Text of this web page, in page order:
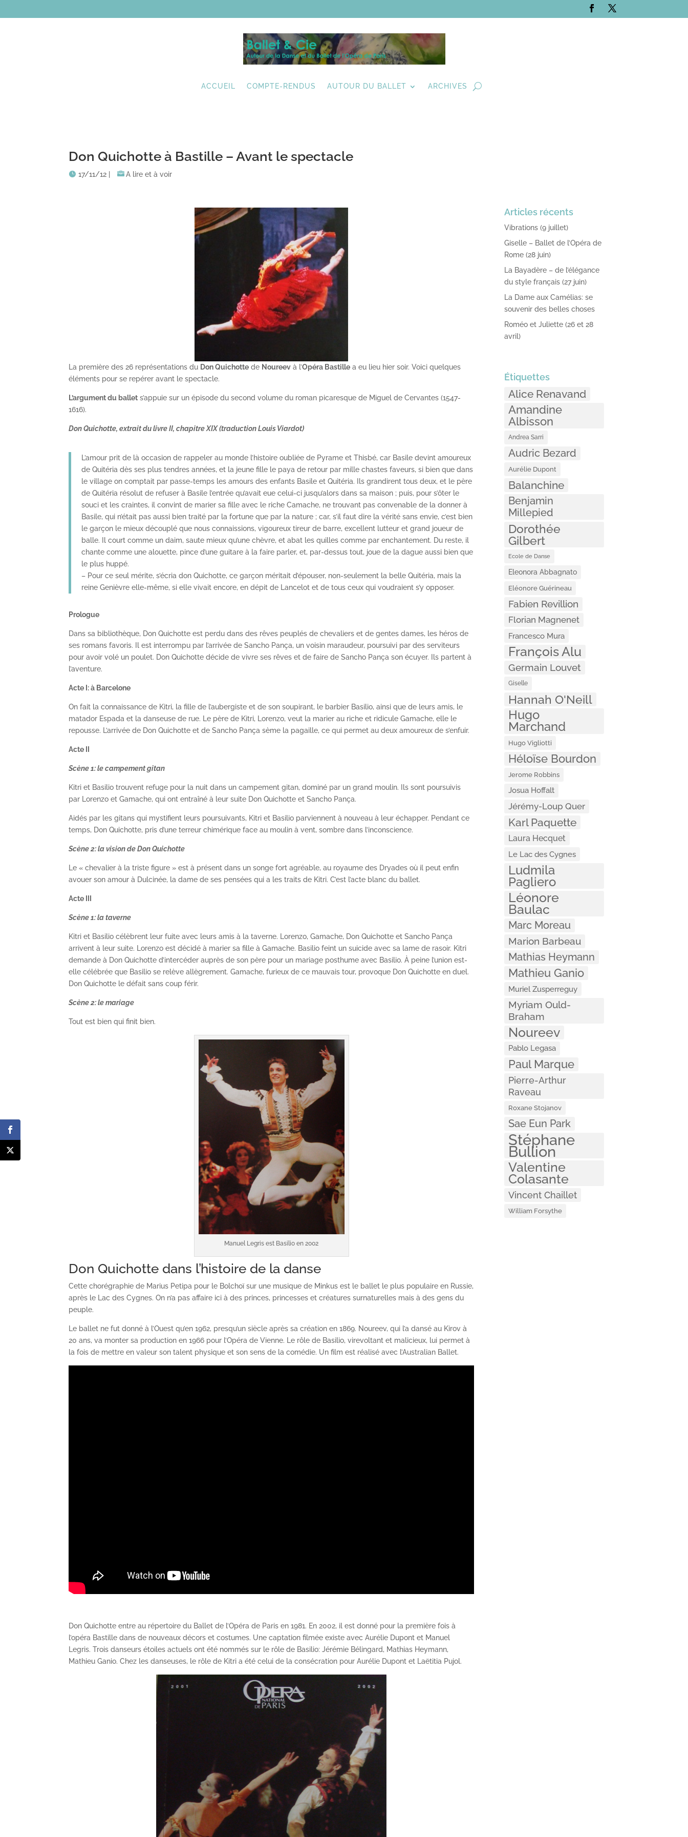
ACCUEIL COMPTE-RENDUS AUTOUR DU BALLET ARCHIVES
Don Quichotte à Bastille – Avant le spectacle
17/11/12 A lire et à voir
La première des 26 représentations du Don Quichotte de Noureev à l’Opéra Bastille a eu lieu hier soir. Voici quelques
éléments pour se repérer avant le spectacle.
L’argument du ballet s’appuie sur un épisode du second volume du roman picaresque de Miguel de Cervantes (1547-
1616).
Don Quichotte, extrait du livre II, chapitre XIX (traduction Louis Viardot)
L’amour prit de là occasion de rappeler au monde l’histoire oubliée de Pyrame et Thisbé, car Basile devint amoureux
de Quitéria dès ses plus tendres années, et la jeune fille le paya de retour par mille chastes faveurs, si bien que dans
le village on comptait par passe-temps les amours des enfants Basile et Quitéria. Ils grandirent tous deux, et le père
de Quitéria résolut de refuser à Basile l’entrée qu’avait eue celui-ci jusqu’alors dans sa maison ; puis, pour s’ôter le
souci et les craintes, il convint de marier sa fille avec le riche Camache, ne trouvant pas convenable de la donner à
Basile, qui n’était pas aussi bien traité par la fortune que par la nature ; car, s’il faut dire la vérité sans envie, c’est bien
le garçon le mieux découplé que nous connaissions, vigoureux tireur de barre, excellent lutteur et grand joueur de
balle. Il court comme un daim, saute mieux qu’une chèvre, et abat les quilles comme par enchantement. Du reste, il
chante comme une alouette, pince d’une guitare à la faire parler, et, par-dessus tout, joue de la dague aussi bien que
le plus huppé.
– Pour ce seul mérite, s’écria don Quichotte, ce garçon méritait d’épouser, non-seulement la belle Quitéria, mais la
reine Genièvre elle-même, si elle vivait encore, en dépit de Lancelot et de tous ceux qui voudraient s’y opposer.
Prologue
Dans sa bibliothèque, Don Quichotte est perdu dans des rêves peuplés de chevaliers et de gentes dames, les héros de
ses romans favoris. Il est interrompu par l’arrivée de Sancho Pança, un voisin maraudeur, poursuivi par des serviteurs
pour avoir volé un poulet. Don Quichotte décide de vivre ses rêves et de faire de Sancho Pança son écuyer. Ils partent à
l’aventure.
Acte I: à Barcelone
On fait la connaissance de Kitri, la fille de l’aubergiste et de son soupirant, le barbier Basilio, ainsi que de leurs amis, le
matador Espada et la danseuse de rue. Le père de Kitri, Lorenzo, veut la marier au riche et ridicule Gamache, elle le
repousse. L’arrivée de Don Quichotte et de Sancho Pança sème la pagaille, ce qui permet au deux amoureux de s’enfuir.
Acte II
Scène 1: le campement gitan
Kitri et Basilio trouvent refuge pour la nuit dans un campement gitan, dominé par un grand moulin. Ils sont poursuivis
par Lorenzo et Gamache, qui ont entraîné à leur suite Don Quichotte et Sancho Pança.
Aidés par les gitans qui mystifient leurs poursuivants, Kitri et Basilio parviennent à nouveau à leur échapper. Pendant ce
temps, Don Quichotte, pris d’une terreur chimérique face au moulin à vent, sombre dans l’inconscience.
Scène 2: la vision de Don Quichotte
Le « chevalier à la triste figure » est à présent dans un songe fort agréable, au royaume des Dryades où il peut enfin
avouer son amour à Dulcinée, la dame de ses pensées qui a les traits de Kitri. C’est l’acte blanc du ballet.
Acte III
Scène 1: la taverne
Kitri et Basilio célèbrent leur fuite avec leurs amis à la taverne. Lorenzo, Gamache, Don Quichotte et Sancho Pança
arrivent à leur suite. Lorenzo est décidé à marier sa fille à Gamache. Basilio feint un suicide avec sa lame de rasoir. Kitri
demande à Don Quichotte d’intercéder auprès de son père pour un mariage posthume avec Basilio. À peine l’union est-
elle célébrée que Basilio se relève allègrement. Gamache, furieux de ce mauvais tour, provoque Don Quichotte en duel.
Don Quichotte le défait sans coup férir.
Scène 2: le mariage
Tout est bien qui finit bien.
Manuel Legris est Basilio en 2002
Don Quichotte dans l’histoire de la danse
Cette chorégraphie de Marius Petipa pour le Bolchoï sur une musique de Minkus est le ballet le plus populaire en Russie,
après le Lac des Cygnes. On n’a pas affaire ici à des princes, princesses et créatures surnaturelles mais à des gens du
peuple.
Le ballet ne fut donné à l’Ouest qu’en 1962, presqu’un siècle après sa création en 1869. Noureev, qui l’a dansé au Kirov à
20 ans, va monter sa production en 1966 pour l’Opéra de Vienne. Le rôle de Basilio, virevoltant et malicieux, lui permet à
la fois de mettre en valeur son talent physique et son sens de la comédie. Un film est réalisé avec l’Australian Ballet.
Don Quichotte entre au répertoire du Ballet de l’Opéra de Paris en 1981. En 2002, il est donné pour la première fois à
l’opéra Bastille dans de nouveaux décors et costumes. Une captation filmée existe avec Aurélie Dupont et Manuel
Legris. Trois danseurs étoiles actuels ont été nommés sur le rôle de Basilio: Jérémie Bélingard, Mathias Heymann,
Mathieu Ganio. Chez les danseuses, le rôle de Kitri a été celui de la consécration pour Aurélie Dupont et Laëtitia Pujol.
Articles récents
Vibrations (9 juillet)
Giselle – Ballet de l’Opéra de
Rome (28 juin)
La Bayadère – de l’élégance
du style français (27 juin)
La Dame aux Camélias: se
souvenir des belles choses
Roméo et Juliette (26 et 28
avril)
Étiquettes
Alice Renavand
Amandine
Albisson
Andrea Sarri
Audric Bezard
Aurélie Dupont
Balanchine
Benjamin
Millepied
Dorothée
Gilbert
Ecole de Danse
Eleonora Abbagnato
Eléonore Guérineau
Fabien Revillion
Florian Magnenet
Francesco Mura
François Alu
Germain Louvet
Giselle
Hannah O'Neill
Hugo
Marchand
Hugo Vigliotti
Héloïse Bourdon
Jerome Robbins
Josua Hoffalt
Jérémy-Loup Quer
Karl Paquette
Laura Hecquet
Le Lac des Cygnes
Ludmila
Pagliero
Léonore
Baulac
Marc Moreau
Marion Barbeau
Mathias Heymann
Mathieu Ganio
Muriel Zusperreguy
Myriam Ould-
Braham
Noureev
Pablo Legasa
Paul Marque
Pierre-Arthur
Raveau
Roxane Stojanov
Sae Eun Park
Stéphane
Bullion
Valentine
Colasante
Vincent Chaillet
William Forsythe